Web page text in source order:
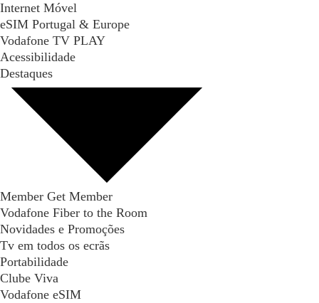
Internet Móvel
eSIM Portugal & Europe
Vodafone TV PLAY
Acessibilidade
Destaques
Member Get Member
Vodafone Fiber to the Room
Novidades e Promoções
Tv em todos os ecrãs
Portabilidade
Clube Viva
Vodafone eSIM